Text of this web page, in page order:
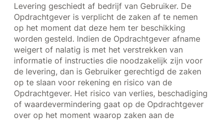
Levering geschiedt af bedrijf van Gebruiker. De
Opdrachtgever is verplicht de zaken af te nemen
op het moment dat deze hem ter beschikking
worden gesteld. Indien de Opdrachtgever afname
weigert of nalatig is met het verstrekken van
informatie of instructies die noodzakelijk zijn voor
de levering, dan is Gebruiker gerechtigd de zaken
op te slaan voor rekening en risico van de
Opdrachtgever. Het risico van verlies, beschadiging
of waardevermindering gaat op de Opdrachtgever
over op het moment waarop zaken aan de